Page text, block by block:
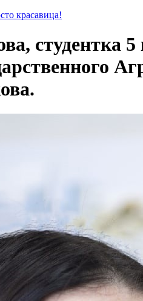
красавица!
студентка